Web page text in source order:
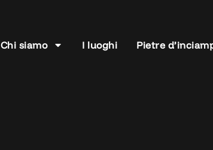
Chi siamo I luoghi Pietre